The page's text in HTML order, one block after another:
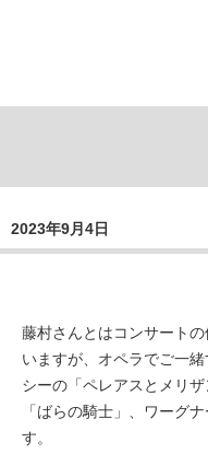
2023年9月4日
藤村さんとはコンサート
いますが、オペラでご一
シーの「ペレアスとメリ
「ばらの騎士」、ワーグ
す。